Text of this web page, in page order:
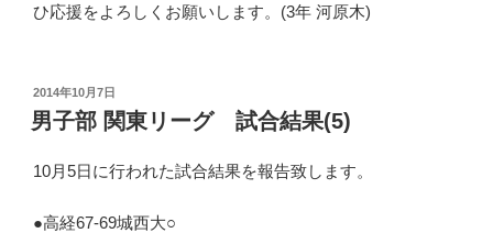
ひ応援をよろしくお願いします。(3年 河原木)
投
稿
日:
2014年10月7日
男子部 関東リーグ 試合結果(5)
10月5日に行われた試合結果を報告致します。
●高経67-69城西大○